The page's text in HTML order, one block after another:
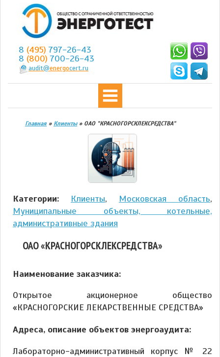
8 (495) 797-26-43
8 (800) 700-26-43
audit@energocert.ru
Главная » Клиенты» ОАО "КРАСНОГОРСКЛЕКСРЕДСТВА"
Категории: Клиенты, Московская область,
Муниципальные объекты, котельные,
административные здания
ОАО «КРАСНОГОРСКЛЕКСРЕДСТВА»
Наименование заказчика:
Открытое акционерное общество
«КРАСНОГОРСКИЕ ЛЕКАРСТВЕННЫЕ СРЕДСТВА»
Адреса, описание объектов энергоаудита:
Лабораторно-административный корпус № 22